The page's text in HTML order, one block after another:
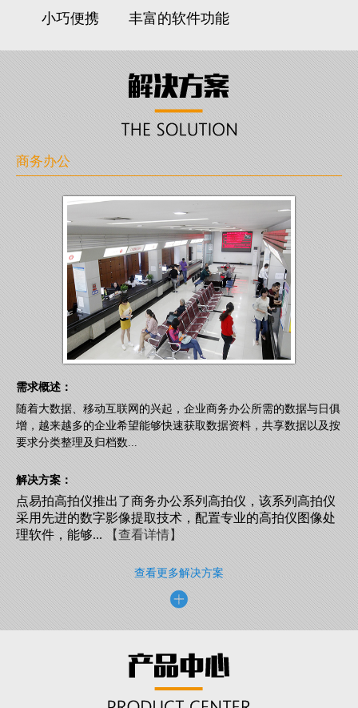
小巧便携 丰富的软件功能
商务办公
需求概述：
随着大数据、移动互联网的兴起，企业商务办公所需的数据与日俱
增，越来越多的企业希望能够快速获取数据资料，共享数据以及按
要求分类整理及归档数...
解决方案：
点易拍高拍仪推出了商务办公系列高拍仪，该系列高拍仪
采用先进的数字影像提取技术，配置专业的高拍仪图像处
理软件，能够...【查看详情】
查看更多解决方案